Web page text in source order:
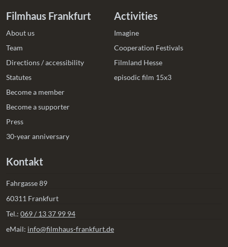
Filmhaus Frankfurt
About us
Team
Directions / accessibility
Statutes
Become a member
Become a supporter
Press
30-year anniversary
Activities
Imagine
Cooperation Festivals
Filmland Hesse
episodic film 15x3
Kontakt
Fahrgasse 89
60311 Frankfurt
Tel.: 069 / 13 37 99 94
eMail: info@filmhaus-frankfurt.de